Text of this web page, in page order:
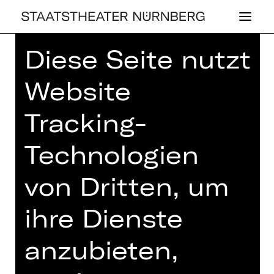
Home>Haus >Künstler*innen > Paul
SCHAUSPIEL
PAUL ZOLLER
Diese Seite nutzt
Website
Tracking-
Technologien
von Dritten, um
ihre Dienste
anzubieten,